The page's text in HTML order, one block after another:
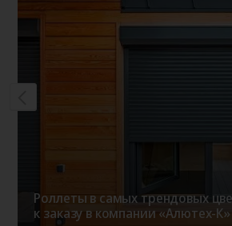
Роллеты в самых трендовых
к заказу в компании «Алютех-К»